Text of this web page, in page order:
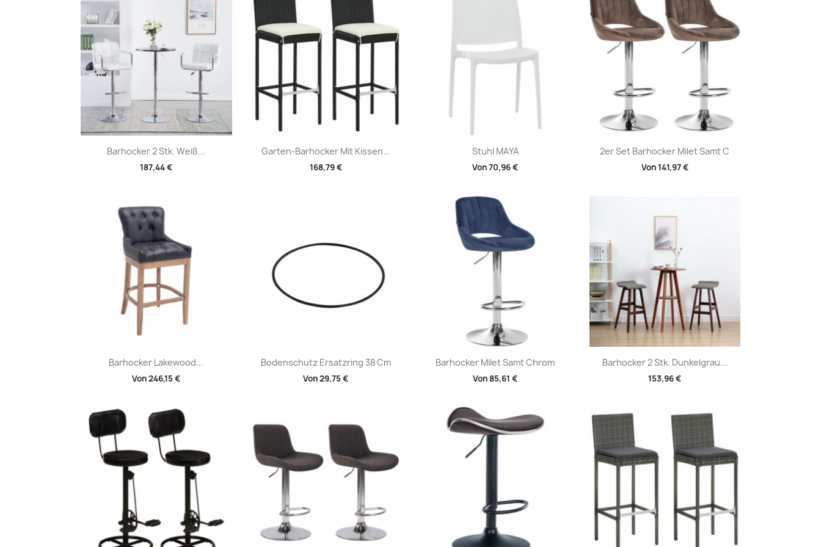
Barhocker 2 Stk. Weiß...
187,44 €
Vorschau Garten-Barhocker Mit Kissen...
168,79 €
Vorschau Stuhl MAYA
Von70,96 €
Vorschau 2er Set Barhocker Milet Samt C
Von141,97 €
Vorschau
Barhocker Lakewood...
Von246,15 €
Vorschau Bodenschutz Ersatzring 38 Cm
Von29,75 €
Vorschau Barhocker Milet Samt Chrom
Von 85,61 €
Vorschau Barhocker 2 Stk. Dunkelgrau...
153,96 €
Vorschau